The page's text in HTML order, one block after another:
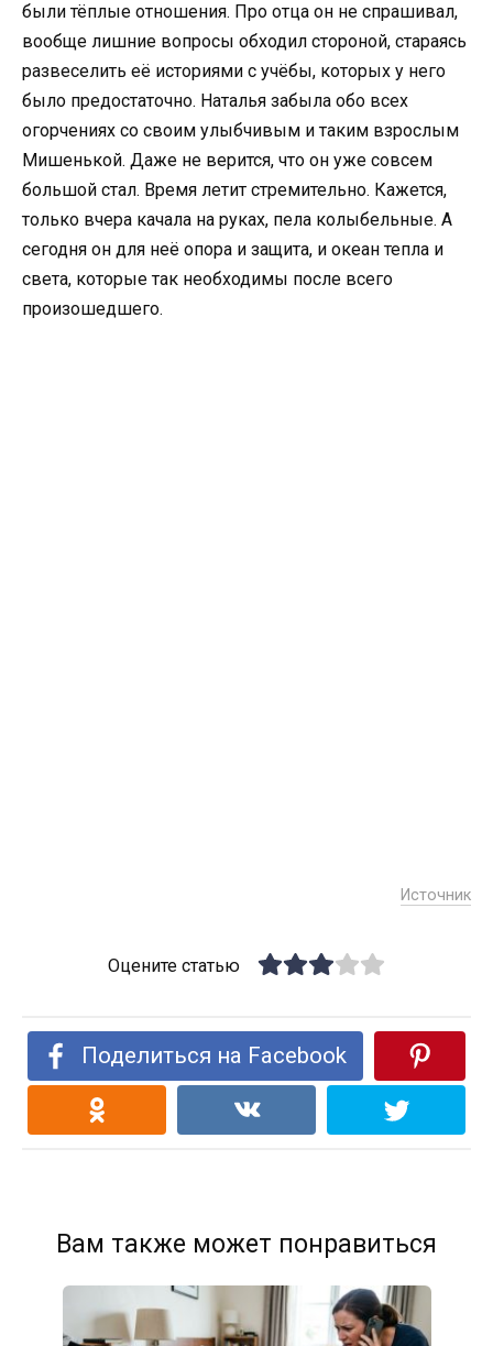
были тёплые отношения. Про отца он не спрашивал,
вообще лишние вопросы обходил стороной, стараясь
развеселить её историями с учёбы, которых у него
было предостаточно. Наталья забыла обо всех
огорчениях со своим улыбчивым и таким взрослым
Мишенькой. Даже не верится, что он уже совсем
большой стал. Время летит стремительно. Кажется,
только вчера качала на руках, пела колыбельные. А
сегодня он для неё опора и защита, и океан тепла и
света, которые так необходимы после всего
произошедшего.
Источник
Оцените статью
Поделиться на Facebook
Вам также может понравиться